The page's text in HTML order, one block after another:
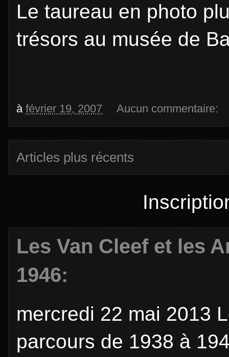
Le taureau en photo
trésors au musée de
à février 19, 2007 Aucun commentaire:
Articles plus récents
Les Van Cleef et les
1946:
mercredi 22 mai 2013
parcours de 1938 à